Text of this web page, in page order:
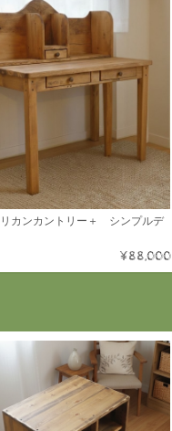
リカンカントリー＋ シンプルデ
¥88,000